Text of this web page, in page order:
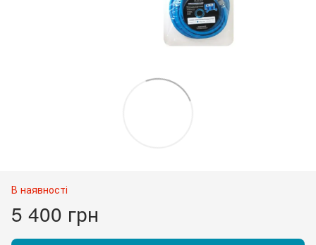
В наявності
5 400 грн